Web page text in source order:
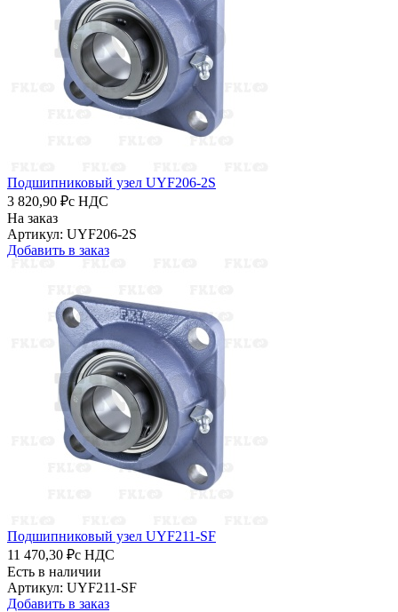
Подшипниковый узел UYF206-2S
3 820,90 ₽с НДС
На заказ
Артикул: UYF206-2S
Добавить в заказ
Подшипниковый узел UYF211-SF
11 470,30 ₽с НДС
Есть в наличии
Артикул: UYF211-SF
Добавить в заказ